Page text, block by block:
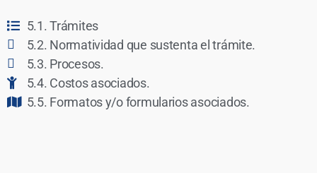
5.1. Trámites
5.2. Normatividad que sustenta el trámite.
5.3. Procesos.
5.4. Costos asociados.
5.5. Formatos y/o formularios asociados.